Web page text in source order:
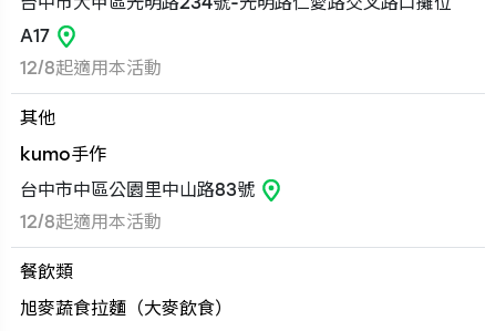
A17
12/8起適用本活動
其他
kumo手作
台中市中區公園里中山路83號
12/8起適用本活動
餐飲類
旭麥蔬食拉麵（大麥飲食）